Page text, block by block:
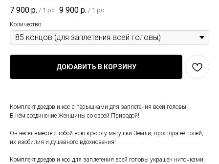
7 900 р. / 1 pc 9 900 р. / 1 pc
Количество
ДОЮАВИТЬ В КОРЗИНУ
Комплект дредов и кос с пёрышками для заплетения всей головы.
В нём соединение Женщины со своей Природой!
Он несёт вместе с тобой всю красоту матушки Земли, простора ее полей,
их изобилия и душевного вдохновения!
Комплект дредов и кос для заплетения всей головы украшен ниточками,